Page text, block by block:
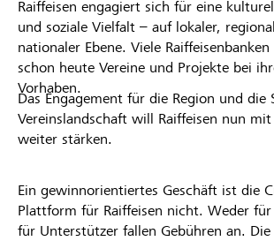
Raiffeisen engagiert sich für eine
und soziale Vielfalt – auf lokaler,
nationaler Ebene. Viele
schon heute Vereine und Projekte bei
Vorhaben.
Das Engagement für die Region und die
Vereinslandschaft will Raiffeisen nun
weiter stärken.
Ein gewinnorientiertes Geschäft ist die
Plattform für Raiffeisen nicht. Weder
für Unterstützer fallen Gebühren an.